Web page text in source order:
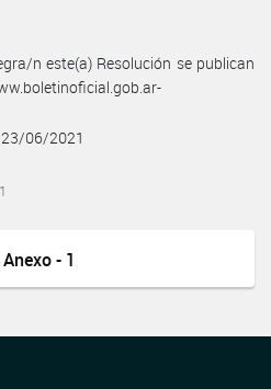
n este(a) Resolución se publican
06/2021
- 1